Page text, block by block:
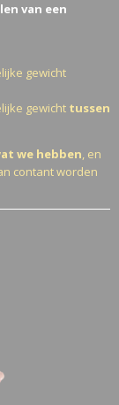
van een
gewicht
gewicht tussen
we hebben, en
contant worden